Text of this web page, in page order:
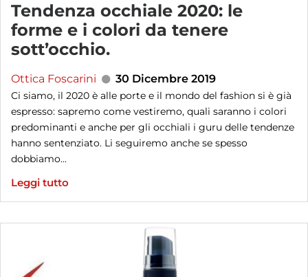
Tendenza occhiale 2020: le
forme e i colori da tenere
sott’occhio.
Ottica Foscarini 30 Dicembre 2019
Ci siamo, il 2020 è alle porte e il mondo del fashion si è già
espresso: sapremo come vestiremo, quali saranno i colori
predominanti e anche per gli occhiali i guru delle tendenze
hanno sentenziato. Li seguiremo anche se spesso
dobbiamo...
Leggi tutto